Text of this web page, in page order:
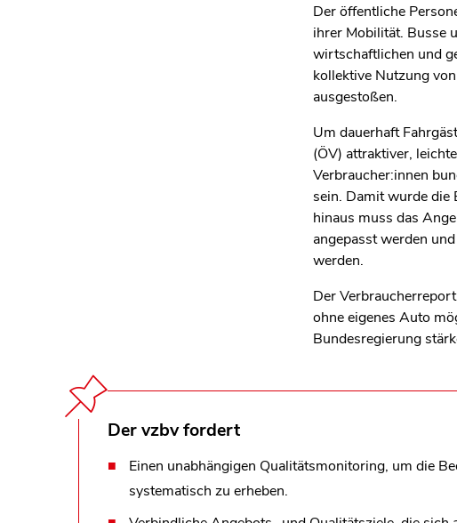
Der öffentliche
ihrer Mobilität. Busse
wirtschaftlichen und
kollektive Nutzung
ausgestoßen.
Um dauerhaft
(ÖV) attraktiver,
Verbraucher:innen
sein. Damit wurde die
hinaus muss das
angepasst werden
werden.
Der
ohne eigenes Auto
Bundesregierung
Der vzbv fordert
Einen unabhängigen Qualitätsmonitoring, um die
systematisch zu erheben.